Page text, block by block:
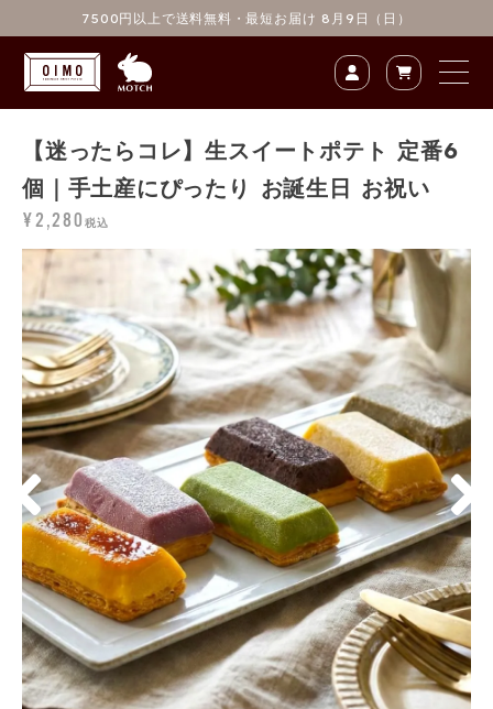
7500円以上で送料無料 ・最短お届け 8月9日（日）
【迷ったらコレ】生スイートポテト 定番6
個｜手土産にぴったり お誕生日 お祝い
¥2,280 税込